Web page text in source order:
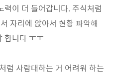
이 더 들어갑니다. 주식처럼
자리에 앉아서 현황 파악해
합니다 ㅜㅜ
럼 사람대하는 거 어려워 하는